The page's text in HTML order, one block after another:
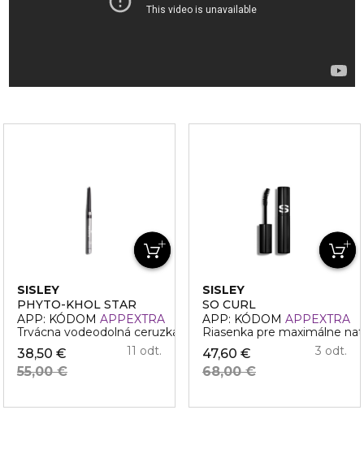
SISLEY
PHYTO-KHOL STAR
APP: KÓDOM APPEXTRA
Trvácna vodeodolná ceruzka na oči
38,50 €
55,00 €
11 odt.
SISLEY
SO CURL
APP: KÓDOM APPEXTRA
Riasenka pre maximálne
47,60 €
68,00 €
3 odt.